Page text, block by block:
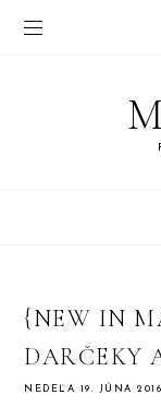
{NEW IN
DARČEKY
NEDEĽA 19. JÚNA 2016